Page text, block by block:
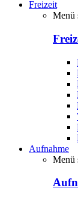
Freizeit
Menü
Aufnahme
Menü